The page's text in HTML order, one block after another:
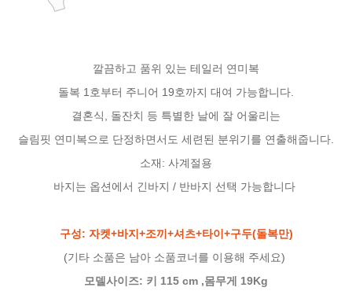
깔끔하고 품위 있는 테일러 연미복
돌복 1호부터 주니어 19호까지 대여 가능합니다.
결혼식, 돌잔치 등 특별한 날에 잘 어울리는
슬림핏 연미복으로 단정하면서도 세련된 분위기를 연출해줍니다.
소재: 사계절용
바지는 옵션에서 긴바지 / 반바지 선택 가능합니다
구성: 자켓+바지+조끼+셔츠+타이+구두(돌복만)
(기타 소품은 남아 소품코너를 이용해 주세요)
모델사이즈: 키 115 cm ,몸무게 19Kg